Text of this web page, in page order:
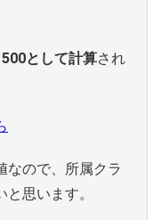
として計算され
なので、所属クラ
思います。